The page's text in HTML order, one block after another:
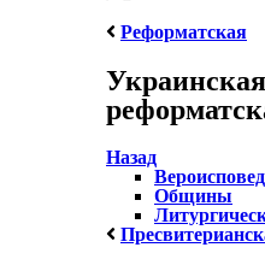
Реформатская
Назад
Общины